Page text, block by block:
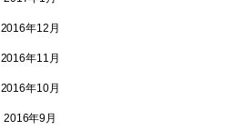
2016年12月
2016年11月
2016年10月
2016年9月